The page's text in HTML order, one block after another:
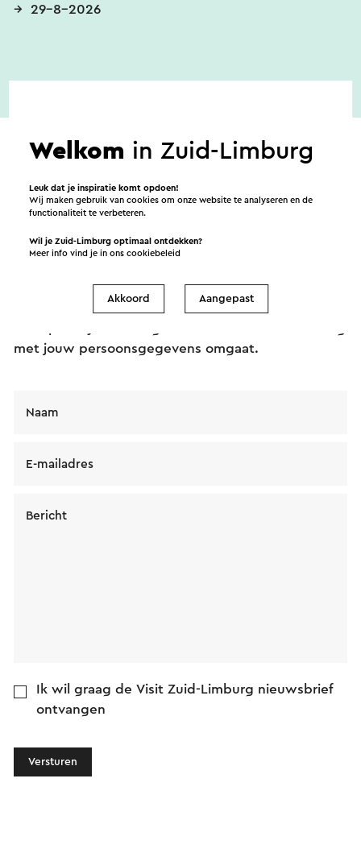
29-8-2026
Verstuur een e-mail
Verstuur een mail naar ODS-Vitaal Classic. Je bericht
wordt na een klik op “Verstuur” direct verstuurd. In
met jouw persoonsgegevens omgaat.
Naam
E-mailadres
Bericht
Ik wil graag de Visit Zuid-Limburg nieuwsbrief
ontvangen
Versturen
Welkom in Zuid-Limburg
Leuk dat je inspiratie komt opdoen!
Wij maken gebruik van cookies om onze website te analyseren en de
functionaliteit te verbeteren.
Wil je Zuid-Limburg optimaal ontdekken?
Meer info vind je in onscookiebeleid
Akkoord Aangepast